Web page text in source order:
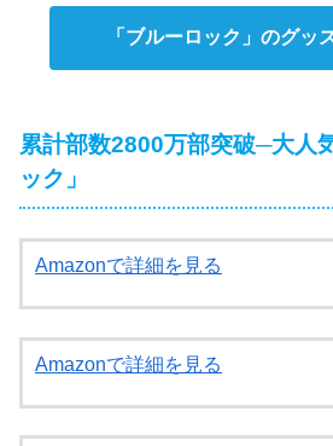
「ブルーロック」のグッ
累計部数2800万部突破─大人
ック」
Amazonで詳細を見る
Amazonで詳細を見る